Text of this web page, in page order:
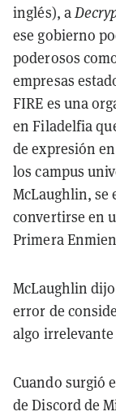
inglés), a
ese gobierno
poderosos
empresas
FIRE es una
en Filadelfia
de expresión
los campus
McLaughlin, se
convertirse en
Primera
McLaughlin
error de
algo
Cuando surgió
de Discord de